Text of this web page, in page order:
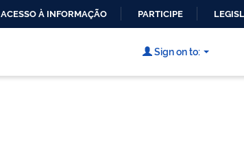
CONTEÚDO
ACESSO À INFORMAÇÃO PARTICIPE
Sign on to: